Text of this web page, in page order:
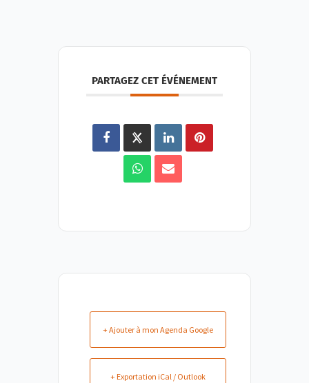
PARTAGEZ CET ÉVÉNEMENT
+ Ajouter à mon Agenda Google
+ Exportation iCal / Outlook